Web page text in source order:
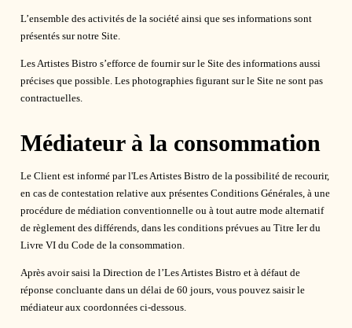
L’ensemble des activités de la société ainsi que ses informations sont
présentés sur notre Site.
Les Artistes Bistro s’efforce de fournir sur le Site des informations aussi
précises que possible. Les photographies figurant sur le Site ne sont pas
contractuelles.
Médiateur à la consommation
Le Client est informé par l'Les Artistes Bistro de la possibilité de recourir,
en cas de contestation relative aux présentes Conditions Générales, à une
procédure de médiation conventionnelle ou à tout autre mode alternatif
de règlement des différends, dans les conditions prévues au Titre Ier du
Livre VI du Code de la consommation.
Après avoir saisi la Direction de l’Les Artistes Bistro et à défaut de
réponse concluante dans un délai de 60 jours, vous pouvez saisir le
médiateur aux coordonnées ci-dessous.